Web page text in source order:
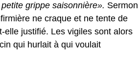
grippe saisonnière». Sermon
ne craque et ne tente de
elle justifié. Les vigiles sont alors
qui hurlait à qui voulait